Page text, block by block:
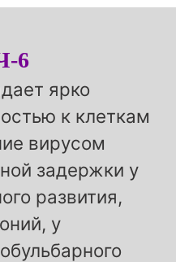
6
ярко
к клеткам
вирусом
задержки у
развития,
у